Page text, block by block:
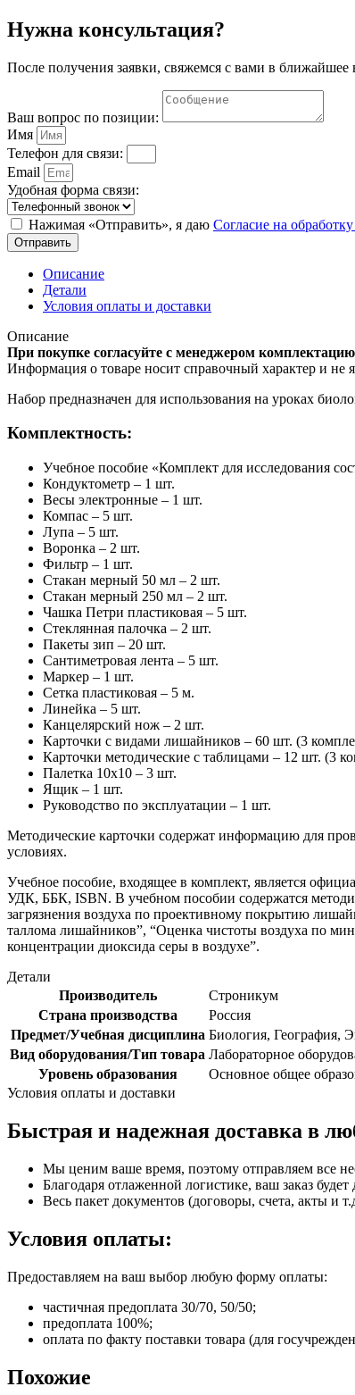
Нужна консультация?
После получения заявки, свяжемся с вами в
Ваш вопрос по позиции:
Имя
Телефон для связи:
Email
Удобная форма связи:
Нажимая «Отправить», я даю Согласие на
Отправить
Описание
Детали
Условия оплаты и доставки
Описание
При покупке согласуйте с менеджером
Информация о товаре носит справочный характер и не
Набор предназначен для использования на уроках
Комплектность:
Учебное пособие «Комплект для исследования
Кондуктометр – 1 шт.
Весы электронные – 1 шт.
Компас – 5 шт.
Лупа – 5 шт.
Воронка – 2 шт.
Фильтр – 1 шт.
Стакан мерный 50 мл – 2 шт.
Стакан мерный 250 мл – 2 шт.
Чашка Петри пластиковая – 5 шт.
Стеклянная палочка – 2 шт.
Пакеты зип – 20 шт.
Сантиметровая лента – 5 шт.
Маркер – 1 шт.
Сетка пластиковая – 5 м.
Линейка – 5 шт.
Канцелярский нож – 2 шт.
Карточки с видами лишайников – 60 шт. (3
Карточки методические с таблицами – 12 шт. (3
Палетка 10х10 – 3 шт.
Ящик – 1 шт.
Руководство по эксплуатации – 1 шт.
Методические карточки содержат информацию для
условиях.
Учебное пособие, входящее в комплект, является
УДК, ББК, ISBN. В учебном пособии содержатся
загрязнения воздуха по проективному покрытию
таллома лишайников”, “Оценка чистоты воздуха по
концентрации диоксида серы в воздухе”.
Детали
Производитель
Строникум
Страна производства
Россия
Предмет/Учебная дисциплина Биология, География,
Вид оборудования/Тип товара Лабораторное
Уровень образования
Основное общее
Условия оплаты и доставки
Быстрая и надежная доставка в
Мы ценим ваше время, поэтому отправляем все
Благодаря отлаженной логистике, ваш заказ
Весь пакет документов (договоры, счета, акты и
Условия оплаты:
Предоставляем на ваш выбор любую форму оплаты:
частичная предоплата 30/70, 50/50;
предоплата 100%;
оплата по факту поставки товара (для
Похожие